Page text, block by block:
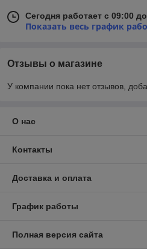
Сегодня работает с 09:00
Показать весь график
Отзывы о магазине
У компании пока нет отзывов,
О нас
Контакты
Доставка и оплата
График работы
Полная версия сайта